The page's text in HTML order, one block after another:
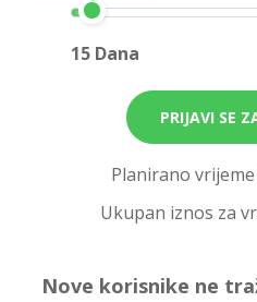
15 Dana
PRIJAVI SE
Planirano
Ukupan iznos za
Nove korisnike ne